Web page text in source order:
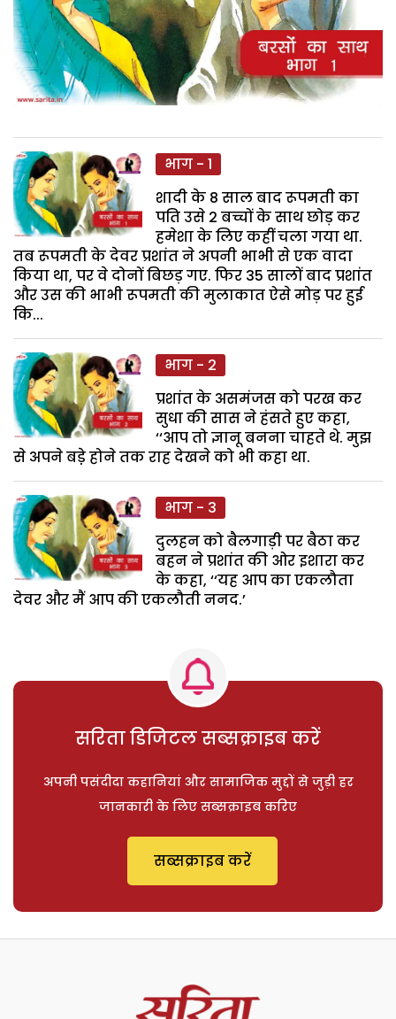
भाग - 1
शादी के 8 साल बाद रूपमती का
पति उसे 2 बच्चों के साथ छोड़ कर
हमेशा के लिए कहीं चला गया था.
तब रूपमती के देवर प्रशांत ने अपनी भाभी से एक वादा
किया था, पर वे दोनों बिछड़ गए. फिर 35 सालों बाद प्रशांत
और उस की भाभी रूपमती की मुलाकात ऐसे मोड़ पर हुई
कि...
भाग - 2
प्रशांत के असमंजस को परख कर
सुधा की सास ने हंसते हुए कहा,
‘‘आप तो ज्ञानू बनना चाहते थे. मुझ
से अपने बडे़ होने तक राह देखने को भी कहा था.
भाग - 3
दुलहन को बैलगाड़ी पर बैठा कर
बहन ने प्रशांत की ओर इशारा कर
के कहा, ‘‘यह आप का एकलौता
देवर और मैं आप की एकलौती ननद.’
सरिता डिजिटल सब्सक्राइब करें
अपनी पसंदीदा कहानियां और सामाजिक मुद्दों से जुड़ी हर
जानकारी के लिए सब्सक्राइब करिए
सब्सक्राइब करें